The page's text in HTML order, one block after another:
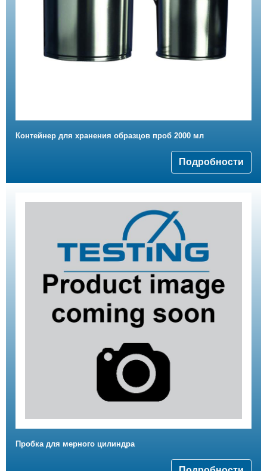
Контейнер для хранения образцов проб 2000 мл
Подробности
Пробка для мерного цилиндра